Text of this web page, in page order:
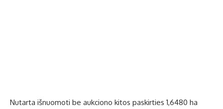
Nutarta išnuomoti be aukciono kitos paskirties 1,6480 ha